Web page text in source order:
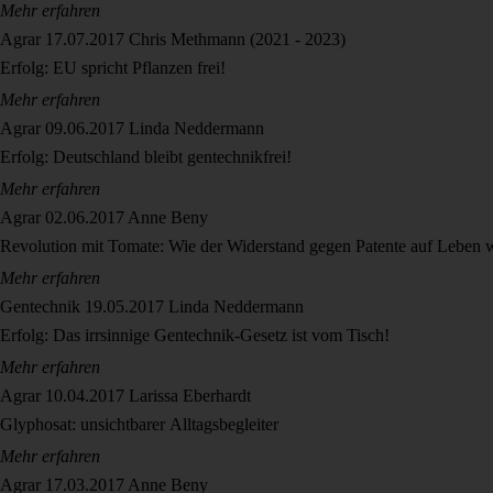
Mehr erfahren
Agrar 17.07.2017 Chris Methmann (2021 - 2023)
Erfolg: EU spricht Pflanzen frei!
Mehr erfahren
Agrar 09.06.2017 Linda Neddermann
Erfolg: Deutschland bleibt gentechnikfrei!
Mehr erfahren
Agrar 02.06.2017 Anne Beny
Revolution mit Tomate: Wie der Widerstand gegen Patente auf Leben
Mehr erfahren
Gentechnik 19.05.2017 Linda Neddermann
Erfolg: Das irrsinnige Gentechnik-Gesetz ist vom Tisch!
Mehr erfahren
Agrar 10.04.2017 Larissa Eberhardt
Glyphosat: unsichtbarer Alltagsbegleiter
Mehr erfahren
Agrar 17.03.2017 Anne Beny